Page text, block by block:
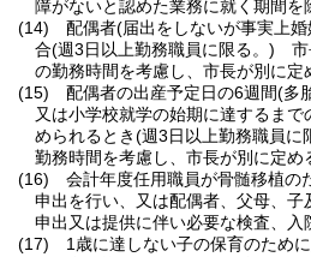
障がないと認めた業務に就く期間を
(14)
配偶者(届出をしないが事実上婚
合(週3日以上勤務職員に限る。) 市
の勤務時間を考慮し、市長が別に定
(15)
配偶者の出産予定日の6週間(多
又は小学校就学の始期に達するまで
められるとき(週3日以上勤務職員に
勤務時間を考慮し、市長が別に定め
(16)
会計年度任用職員が骨髄移植の
申出を行い、又は配偶者、父母、
申出又は提供に伴い必要な検査、
(17)
1歳に達しない子の保育のため